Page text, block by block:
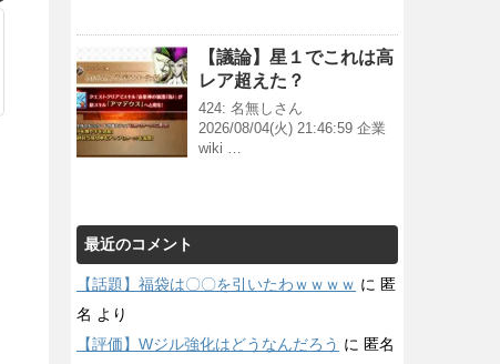
【議論】星１でこれは高
レア超えた？
424: 名無しさん
2026/08/04(火) 21:46:59 企業
wiki …
最近のコメント
【話題】福袋は〇〇を引いたわｗｗｗｗ に 匿
名 より
【評価】Wジル強化はどうなんだろう に 匿名